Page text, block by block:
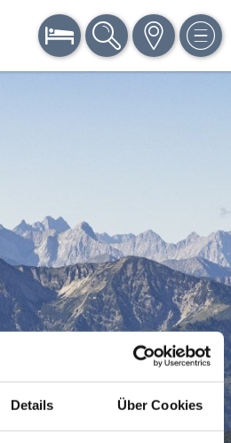
Details Über Cookies
BUCHEN SUCHE KARTE MENÜ